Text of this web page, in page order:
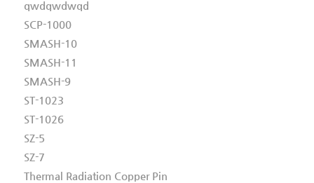
qwdqwdwqd
SCP-1000
SMASH-10
SMASH-11
SMASH-9
ST-1023
ST-1026
SZ-5
SZ-7
Thermal Radiation Copper Pin